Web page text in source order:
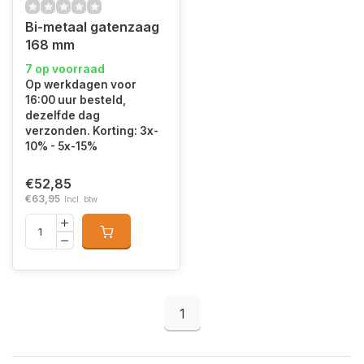
Bi-metaal gatenzaag
168 mm
7 op voorraad
Op werkdagen voor
16:00 uur besteld,
dezelfde dag
verzonden. Korting: 3x-
10% - 5x-15%
€52,85
€63,95 Incl. btw
1